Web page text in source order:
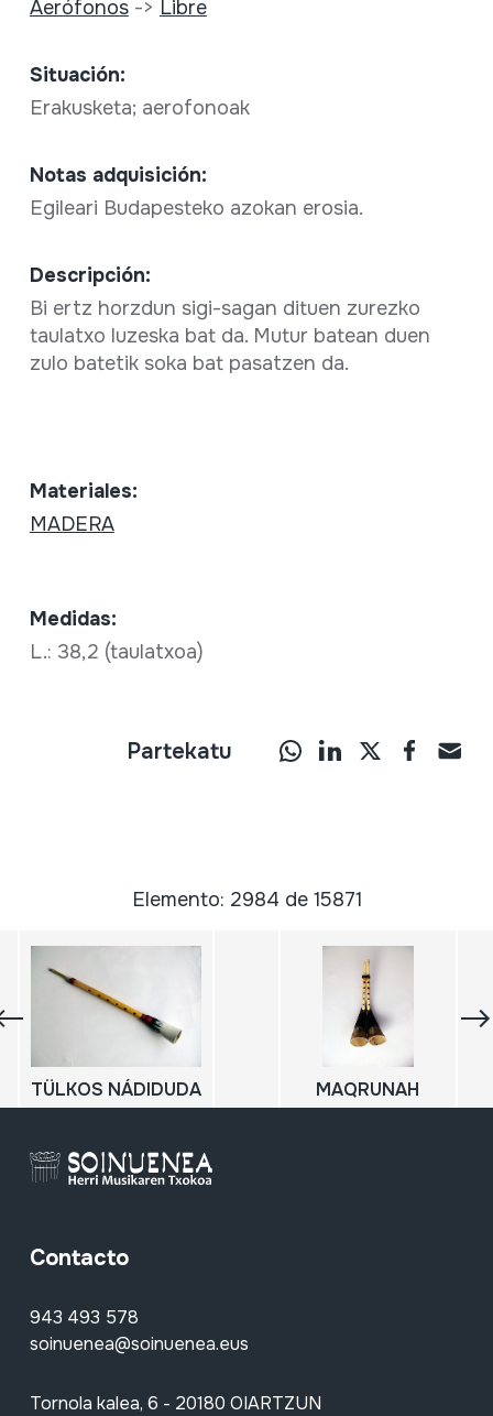
Aerófonos-> Libre
Situación:
Erakusketa; aerofonoak
Notas adquisición:
Egileari Budapesteko azokan erosia.
Descripción:
Bi ertz horzdun sigi-sagan dituen zurezko
taulatxo luzeska bat da. Mutur batean duen
zulo batetik soka bat pasatzen da.
Materiales:
MADERA
Medidas:
L.: 38,2 (taulatxoa)
Partekatu
Elemento: 2984 de 15871
TÜLKOS NÁDIDUDA MAQRUNAH
Contacto
943 493 578
soinuenea@soinuenea.eus
Tornola kalea, 6 - 20180 OIARTZUN